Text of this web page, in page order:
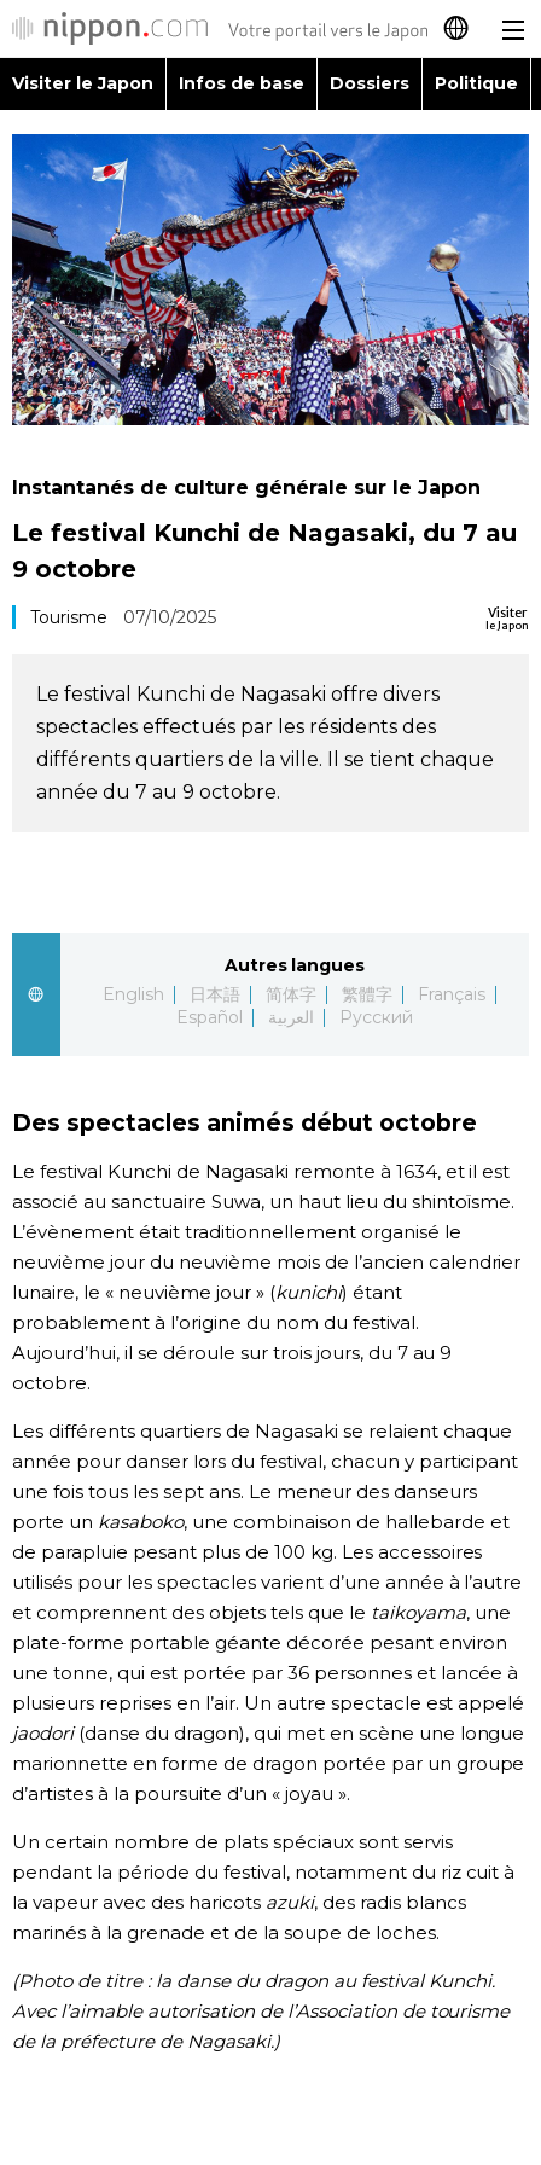
日本語
English
简体字
繁體字
Español
العربية
Visiter le Japon
Infos de base
Dossiers
Société
Gastronomie
Le japonais
Séries
Personnages
Chroniques
Images
Vidéos
Tokyo
Visiter le Japon Infos de base Dossiers Politique
Instantanés de culture générale sur le Japon
Le festival Kunchi de Nagasaki, du 7 au
9 octobre
Visiter
le Japon
Tourisme 07/10/2025
Le festival Kunchi de Nagasaki offre divers
spectacles effectués par les résidents des
différents quartiers de la ville. Il se tient chaque
année du 7 au 9 octobre.
Autres langues
English
日本語 简体字 繁體字
Français
Español
العربية Русский
Des spectacles animés début octobre
Le festival Kunchi de Nagasaki remonte à 1634, et il est
associé au sanctuaire Suwa, un haut lieu du shintoïsme.
L’évènement était traditionnellement organisé le
neuvième jour du neuvième mois de l’ancien calendrier
lunaire, le « neuvième jour » (kunichi) étant
probablement à l’origine du nom du festival.
Aujourd’hui, il se déroule sur trois jours, du 7 au 9
octobre.
Les différents quartiers de Nagasaki se relaient chaque
année pour danser lors du festival, chacun y participant
une fois tous les sept ans. Le meneur des danseurs
porte un kasaboko, une combinaison de hallebarde et
de parapluie pesant plus de 100 kg. Les accessoires
utilisés pour les spectacles varient d’une année à l’autre
et comprennent des objets tels que le taikoyama, une
plate-forme portable géante décorée pesant environ
une tonne, qui est portée par 36 personnes et lancée à
plusieurs reprises en l’air. Un autre spectacle est appelé
jaodori(danse du dragon), qui met en scène une longue
marionnette en forme de dragon portée par un groupe
d’artistes à la poursuite d’un « joyau ».
Un certain nombre de plats spéciaux sont servis
pendant la période du festival, notamment du riz cuit à
la vapeur avec des haricots azuki, des radis blancs
marinés à la grenade et de la soupe de loches.
(Photo de titre : la danse du dragon au festival Kunchi.
Avec l’aimable autorisation de l’Association de tourisme
de la préfecture de Nagasaki.)